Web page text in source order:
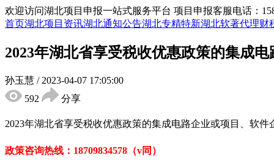
欢迎访问湖北项目申报一站式服务平台 项目申报客服电话：
首页湖北项目资讯湖北通知公告湖北专精特新湖北软著代理财
2023年湖北省享受税收优惠政策的集成
孙玉慧 / 2023-04-07 17:05:00
592
分享
2023年湖北省享受税收优惠政策的集成电路企业或项目、软件
政策咨询热线： 18709834578（v同）